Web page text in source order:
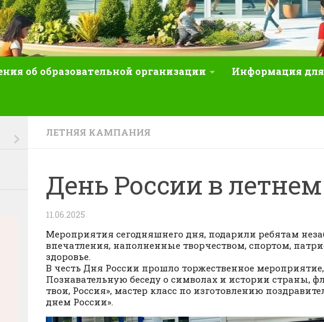
об образовательной организации Информация
ЛЕТНЯЯ КАМПАНИЯ
День России в летнем
11.06.2025
Мероприятия сегодняшнего дня, подарили ребятам
впечатления, наполненные творчеством, спортом,
здоровье.
В честь Дня России прошло торжественное
Познавательную беседу о символах и истории страны,
твои, Россия», мастер класс по изготовлению
днем России».